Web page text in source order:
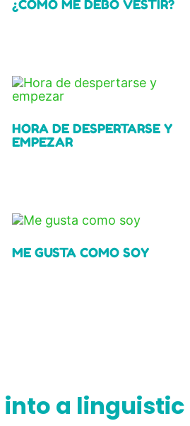
¿CÓMO ME DEBO VESTIR?
HORA DE DESPERTARSE Y
EMPEZAR
ME GUSTA COMO SOY
into a